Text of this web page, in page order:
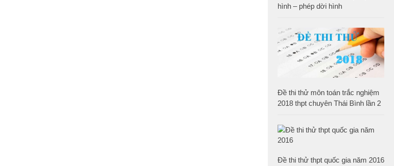
hình – phép dời hình
Đề thi thử môn toán trắc nghiệm
2018 thpt chuyên Thái Bình lần 2
Đề thi thử thpt quốc gia năm 2016